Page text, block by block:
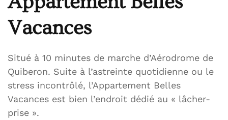
Vacances
Situé à 10 minutes de marche d’Aérodrome de
Quiberon. Suite à l’astreinte quotidienne ou le
stress incontrôlé, l’Appartement Belles
Vacances est bien l’endroit dédié au « lâcher-
prise ».